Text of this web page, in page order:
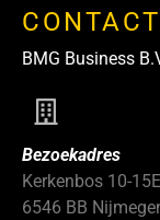
BMG Business
Bezoekadres
Kerkenbos 10-15E
6546 BB